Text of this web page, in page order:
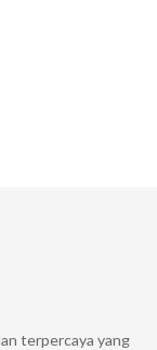
terpercaya yang